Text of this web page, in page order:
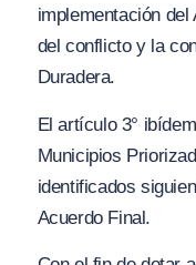
implementación
del conflicto y la
Duradera.
El artículo 3°
Municipios
identificados
Acuerdo Final.